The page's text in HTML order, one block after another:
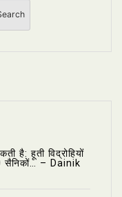
है: हूती विद्रोहियों
सैनिकों… – Dainik